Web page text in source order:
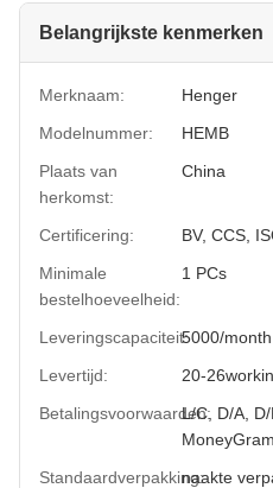
Belangrijkste kenmerken
Merknaam:
Henger
Modelnummer:
HEMB
Plaats van
herkomst:
China
Certificering:
BV, CCS,
Minimale
bestelhoeveelheid:
1 PCs
Leveringscapaciteit:5000/month
Levertijd:
20-
Betalingsvoorwaarden:L/C, D/A, D/
MoneyGram
Standaardverpakking:naakte